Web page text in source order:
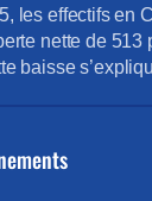
d’un
les effectifs en
nette de 513
baisse
un net